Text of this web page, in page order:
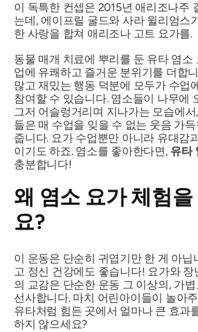
이 독특한 컨셉은 2015년 애리조나주
는데, 에이프릴 굴드와 사라 윌리엄스
한 사랑을 합쳐 애리조나 고트 요가를.
동물 매개 치료에 뿌리를 둔 유타 염소
업에 유쾌하고 즐거운 분위기를 더합
많고 재밌는 행동 덕분에 모두가 수업
참여할 수 있습니다. 염소들이 나무에
그저 어슬렁거리며 지나가는 모습에
들은 매 수업을 잊을 수 없는 웃음 가
줍니다. 요가 수업뿐만 아니라 유대감
이기도 하죠. 염소를 좋아한다면, 유타
충분합니다!
왜 염소 요가 체험
요?
이 운동은 단순히 귀엽기만 한 게 아닙
고 정신 건강에도 좋습니다! 요가와
의 교감은 단순한 운동 그 이상의, 가
선사합니다. 마치 어린아이들이 놀아
유타처럼 힘든 곳에서 얼마나 큰 효과
하지 않으세요?